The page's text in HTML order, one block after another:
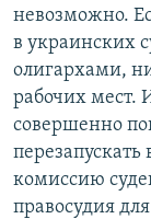
невозможно.
в украинских
олигархами,
рабочих мест.
совершенно
комиссию
правосудия